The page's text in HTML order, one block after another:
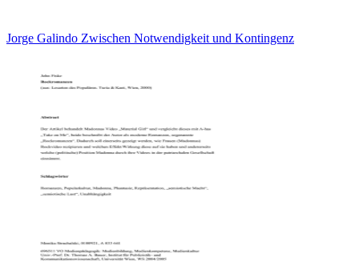
Jorge Galindo Zwischen Notwendigkeit und Kontingenz